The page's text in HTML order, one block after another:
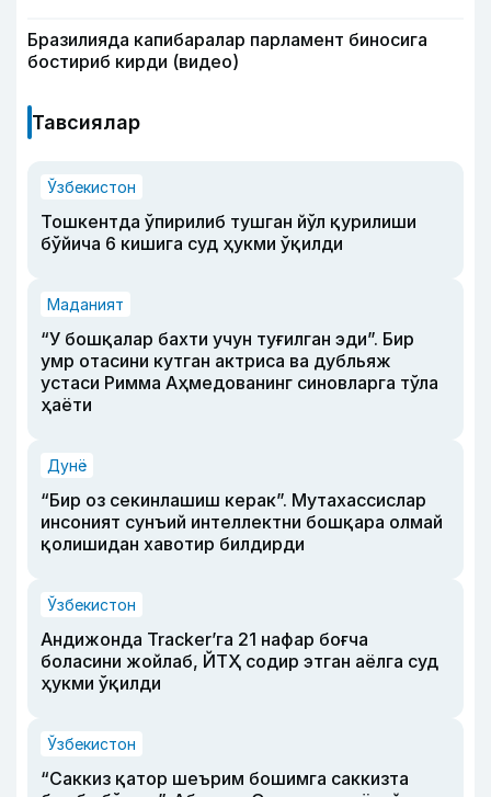
Бразилияда капибаралар парламент биносига
бостириб кирди (видео)
Тавсиялар
Ўзбекистон
Тошкентда ўпирилиб тушган йўл қурилиши
бўйича 6 кишига суд ҳукми ўқилди
Маданият
“У бошқалар бахти учун туғилган эди”. Бир
умр отасини кутган актриса ва дубльяж
устаси Римма Аҳмедованинг синовларга тўла
ҳаёти
Дунё
“Бир оз секинлашиш керак”. Мутахассислар
инсоният сунъий интеллектни бошқара олмай
қолишидан хавотир билдирди
Ўзбекистон
Андижонда Tracker’га 21 нафар боғча
боласини жойлаб, ЙТҲ содир этган аёлга суд
ҳукми ўқилди
Ўзбекистон
“Саккиз қатор шеърим бошимга саккизта